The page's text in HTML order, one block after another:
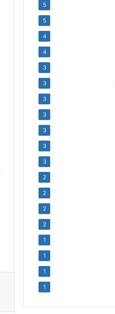
5
5
4
4
3
3
3
3
3
3
3
2
2
2
2
1
1
1
1